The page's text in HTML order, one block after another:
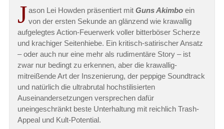
Jason Lei Howden präsentiert mit Guns Akimboein
von der ersten Sekunde an glänzend wie krawallig
aufgelegtes Action-Feuerwerk voller bitterböser Scherze
und krachiger Seitenhiebe. Ein kritisch-satirischer Ansatz
– oder auch nur eine mehr als rudimentäre Story – ist
zwar nur bedingt zu erkennen, aber die krawallig-
mitreißende Art der Inszenierung, der peppige Soundtrack
und natürlich die ultrabrutal hochstilisierten
Auseinandersetzungen versprechen dafür
uneingeschränkt beste Unterhaltung mit reichlich Trash-
Appeal und Kult-Potential.